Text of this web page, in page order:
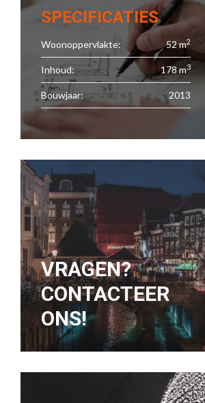
SPECIFICATIES
Woonoppervlakte: 52 m2
Inhoud: 178 m3
Bouwjaar: 2013
VRAGEN?
CONTACTEER
ONS!